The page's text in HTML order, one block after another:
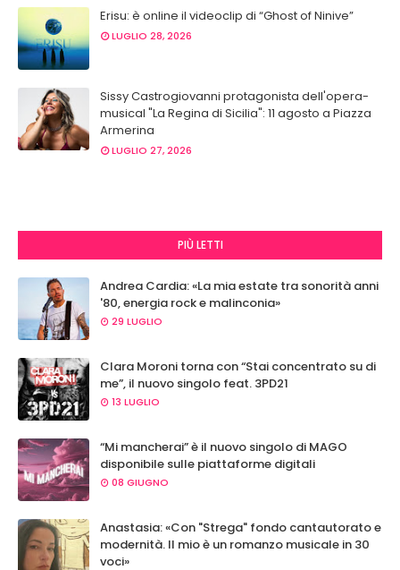
Erisu: è online il videoclip di “Ghost of Ninive”
LUGLIO 28, 2026
Sissy Castrogiovanni protagonista dell'opera-
musical "La Regina di Sicilia": 11 agosto a Piazza
Armerina
LUGLIO 27, 2026
PIÙ LETTI
Andrea Cardia: «La mia estate tra sonorità anni
'80, energia rock e malinconia»
29 LUGLIO
Clara Moroni torna con “Stai concentrato su di
me”, il nuovo singolo feat. 3PD21
13 LUGLIO
“Mi mancherai” è il nuovo singolo di MAGO
disponibile sulle piattaforme digitali
08 GIUGNO
Anastasia: «Con "Strega" fondo cantautorato e
modernità. Il mio è un romanzo musicale in 30
voci»